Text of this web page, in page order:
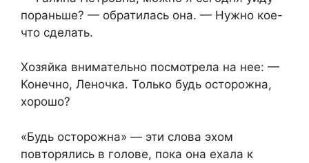
пораньше? — обратилась она. — Нужно кое-
что сделать.
Хозяйка внимательно посмотрела на нее: —
Конечно, Леночка. Только будь осторожна,
хорошо?
«Будь осторожна» — эти слова эхом
повторялись в голове, пока она ехала к